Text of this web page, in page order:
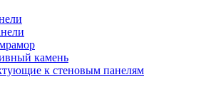
камень
к стеновым панелям